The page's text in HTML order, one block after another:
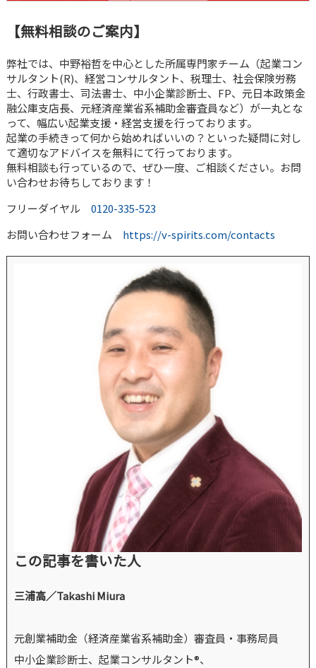
【無料相談のご案内】
弊社では、中野裕哲を中心とした所属専門家チーム（起業コン
サルタント(R)、経営コンサルタント、税理士、社会保険労務
士、行政書士、司法書士、中小企業診断士、FP、元日本政策金
融公庫支店長、元経済産業省系補助金審査員など）が一丸とな
って、幅広い起業支援・経営支援を行っております。
起業の手続きって何から始めればいいの？といった疑問に対し
て適切なアドバイスを無料にて行っております。
無料相談も行っているので、ぜひ一度、ご相談ください。お問
い合わせお待ちしております！
フリーダイヤル 0120-335-523
お問い合わせフォーム https://v-spirits.com/contacts
この記事を書いた人
三浦高／Takashi Miura
元創業補助金（経済産業省系補助金）審査員・事務局員
中小企業診断士、起業コンサルタント®、